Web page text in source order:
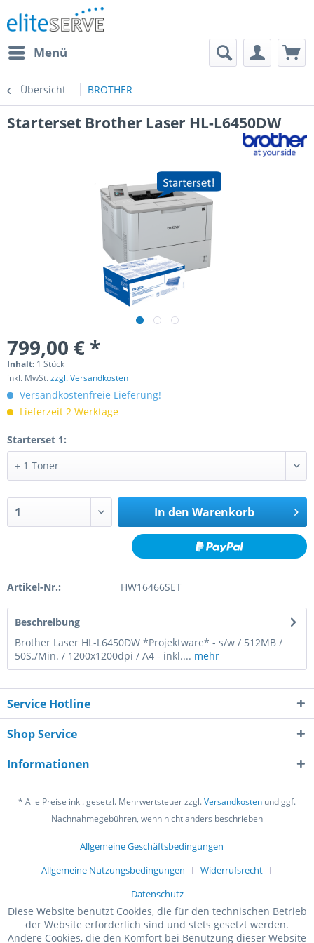
Menü
Übersicht BROTHER
Starterset Brother Laser HL-L6450DW
799,00 € *
Inhalt: 1 Stück
inkl. MwSt.zzgl. Versandkosten
Versandkostenfreie Lieferung!
Lieferzeit 2 Werktage
Starterset 1:
In den Warenkorb
Artikel-Nr.: HW16466SET
Beschreibung
Brother Laser HL-L6450DW *Projektware* - s/w / 512MB /
50S./Min. / 1200x1200dpi / A4 - inkl.... mehr
Service Hotline
Shop Service
Informationen
* Alle Preise inkl. gesetzl. Mehrwertsteuer zzgl.Versandkosten und ggf.
Nachnahmegebühren, wenn nicht anders beschrieben
Allgemeine Geschäftsbedingungen
Allgemeine Nutzungsbedingungen
Widerrufsrecht
Datenschutz
Diese Website benutzt Cookies, die für den technischen Betrieb
der Website erforderlich sind und stets gesetzt werden.
Andere Cookies, die den Komfort bei Benutzung dieser Website